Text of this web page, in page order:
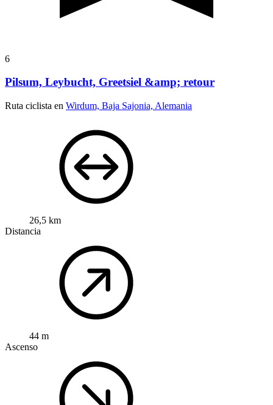
6
Pilsum, Leybucht, Greetsiel &amp; retour
Ruta ciclista en Wirdum, Baja Sajonia, Alemania
26,5 km
Distancia
44 m
Ascenso